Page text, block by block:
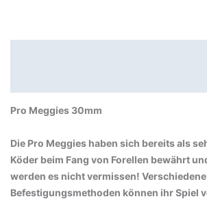
Pro Meggies 30mm
Die Pro Meggies haben sich bereits als
Köder beim Fang von Forellen bewährt
werden es nicht vermissen! Verschiedene
Befestigungsmethoden können ihr Spiel